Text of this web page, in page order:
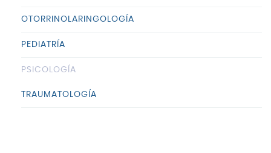
OTORRINOLARINGOLOGÍA
PEDIATRÍA
PSICOLOGÍA
TRAUMATOLOGÍA